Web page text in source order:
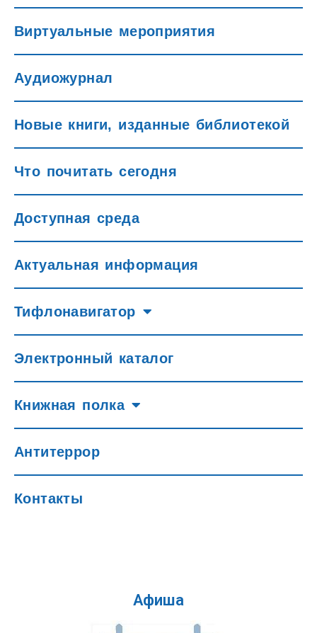
Виртуальные мероприятия
Аудиожурнал
Новые книги, изданные библиотекой
Что почитать сегодня
Доступная среда
Актуальная информация
Тифлонавигатор
Электронный каталог
Книжная полка
Антитеррор
Контакты
Афиша